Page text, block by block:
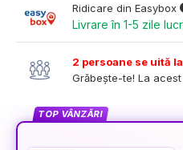
Ridicare din Easybox
Livrare în 1-5 zile
2 persoane se uită
Grăbește-te! La
TOP VÂNZĂRI